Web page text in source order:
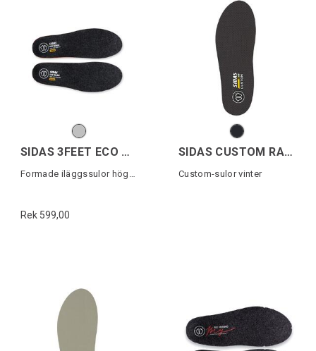
SIDAS 3FEET ECO WARM HIGH
Formade iläggssulor högt fotvalv
Rek 599,00
SIDAS CUSTOM RACE 2
Custom-sulor vinter